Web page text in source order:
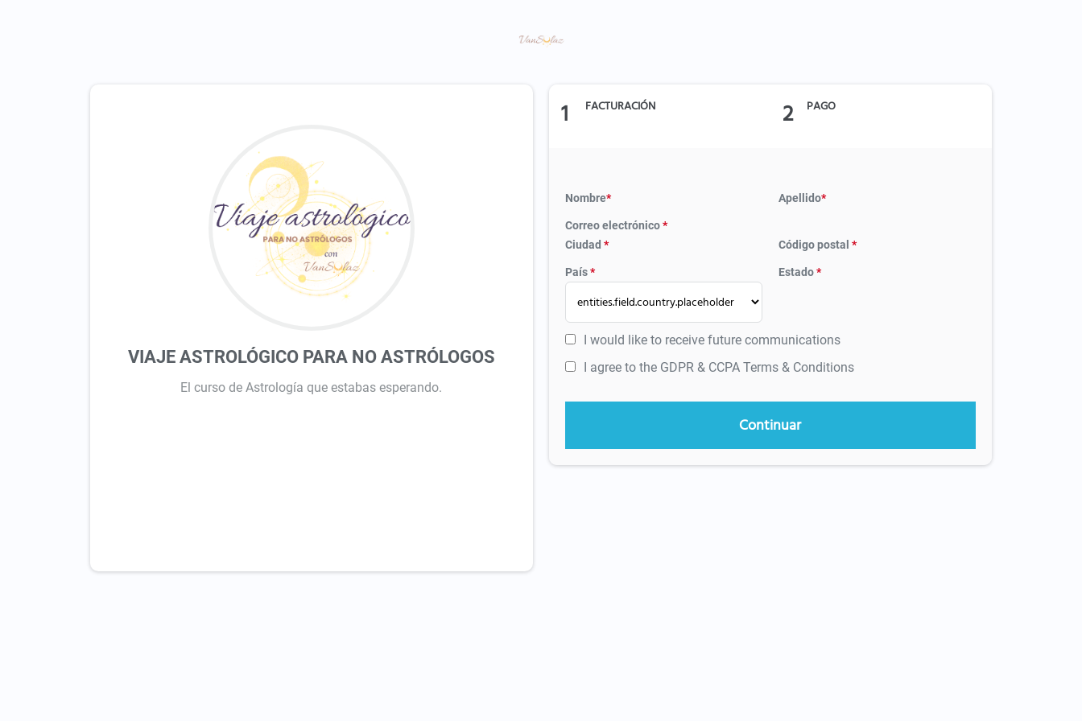
VIAJE ASTROLÓGICO PARA NO ASTRÓLOGOS
El curso de Astrología que estabas esperando.
1 FACTURACIÓN 2 PAGO
Nombre* Apellido*
Correo electrónico*
Ciudad * Código postal *
País* Estado*
I would like to receive future communications
I agree to the GDPR & CCPA Terms & Conditions
Continuar